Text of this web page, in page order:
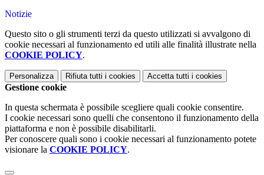
Notizie
Questo sito o gli strumenti terzi da questo utilizzati si avvalgono di
cookie necessari al funzionamento ed utili alle finalità illustrate nella
COOKIE POLICY.
Personalizza Rifiuta tutti i cookies Accetta tutti i cookies
Gestione cookie
In questa schermata è possibile scegliere quali cookie consentire.
I cookie necessari sono quelli che consentono il funzionamento della
piattaforma e non è possibile disabilitarli.
Per conoscere quali sono i cookie necessari al funzionamento potete
visionare la COOKIE POLICY.